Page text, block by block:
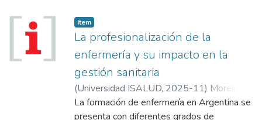
pueblos originarios. El empoderamiento de
las mujeres y las familias. El acceso a la
atención y un puente hacia la equidad
sanitaria.
Item
La profesionalización de la
enfermería y su impacto en la
gestión sanitaria
(Universidad ISALUD, 2025-11) Moreira,
Karina;Felippa, Gabriela
La formación de enfermería en Argentina se
presenta con diferentes grados de